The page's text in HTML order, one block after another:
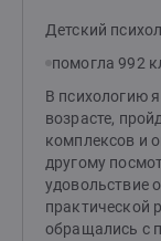
Детский
помогла 992
В психологию
возрасте,
комплексов и
другому
удовольствие
практической
обращались с